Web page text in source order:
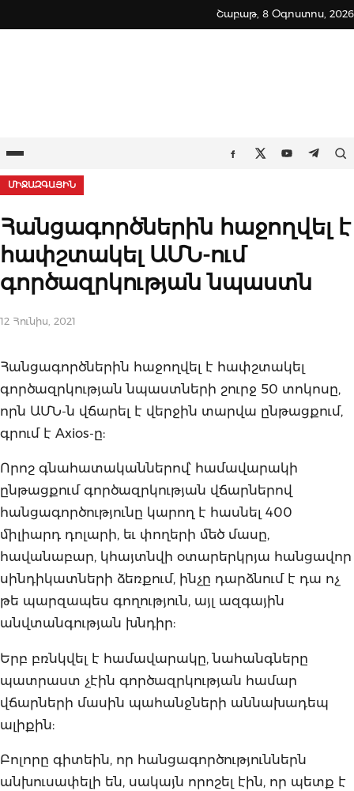
to
Շաբաթ, 8 Օգոստոս, 2026
Ընտրացանկ Facebook
TwitterYoutube
ՄԻՋԱԶԳԱՅԻՆ
Հանցագործներին հաջողվել է
հափշտակել ԱՄՆ-ում
գործազրկության նպաստն
12 Հունիս, 2021
Հանցագործներին հաջողվել է հափշտակել
գործազրկության նպաստների շուրջ 50 տոկոսը,
որն ԱՄՆ-ն վճարել է վերջին տարվա ընթացքում,
գրում է Axios-ը:
Որոշ գնահատականներով՝ համավարակի
ընթացքում գործազրկության վճարներով
հանցագործությունը կարող է հասնել 400
միլիարդ դոլարի, եւ փողերի մեծ մասը,
հավանաբար, կհայտնվի օտարերկրյա հանցավոր
սինդիկատների ձեռքում, ինչը դարձնում է դա ոչ
թե պարզապես գողություն, այլ ազգային
անվտանգության խնդիր:
Երբ բռնկվել է համավարակը, նահանգները
պատրաստ չէին գործազրկության համար
վճարների մասին պահանջների աննախադեպ
ալիքին:
Բոլորը գիտեին, որ հանցագործություններն
անխուսափելի են, սակայն որոշել էին, որ պետք է